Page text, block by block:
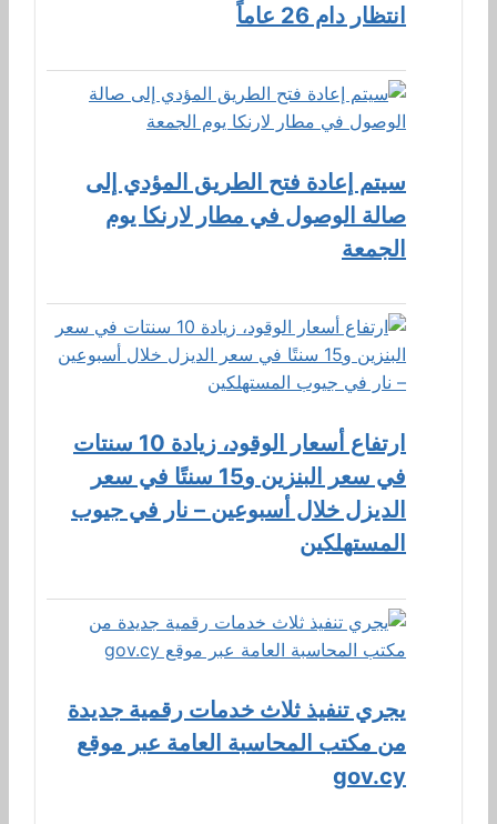
انتظار دام 26 عاماً
سيتم إعادة فتح الطريق المؤدي إلى
صالة الوصول في مطار لارنكا يوم
الجمعة
ارتفاع أسعار الوقود، زيادة 10 سنتات
في سعر البنزين و15 سنتًا في سعر
الديزل خلال أسبوعين – نار في جيوب
المستهلكين
يجري تنفيذ ثلاث خدمات رقمية جديدة
من مكتب المحاسبة العامة عبر موقع
gov.cy